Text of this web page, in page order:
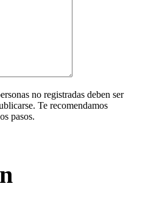
no registradas deben ser
Te recomendamos
pasos.